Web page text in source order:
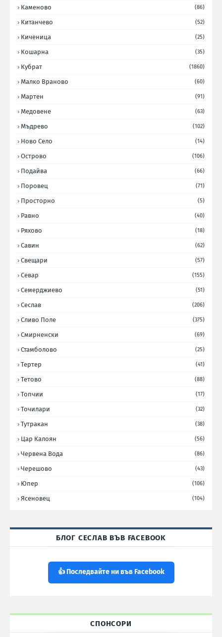
Каменово (86)
Китанчево (52)
Киченица (25)
Кошарна (35)
Кубрат (1860)
Малко Враново (60)
Мартен (91)
Медовене (63)
Мъдрево (102)
Ново Село (14)
Острово (106)
Подайва (66)
Поровец (71)
Просторно (5)
Равно (40)
Ряхово (18)
Савин (62)
Свещари (57)
Севар (155)
Семерджиево (51)
Сеслав (206)
Сливо Поле (375)
Смирненски (69)
Стамболово (25)
Тертер (41)
Тетово (88)
Топчии (17)
Точилари (32)
Тутракан (38)
Цар Калоян (56)
Червена Вода (86)
Черешово (43)
Юпер (106)
Ясеновец (104)
БЛОГ СЕСЛАВ ВЪВ FACEBOOK
👍 Последвайте ни във Facebook
СПОНСОРИ